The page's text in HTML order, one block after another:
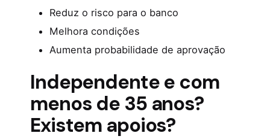
Reduz o risco para o banco
Melhora condições
Aumenta probabilidade de aprovação
Independente e com
menos de 35 anos?
Existem apoios?